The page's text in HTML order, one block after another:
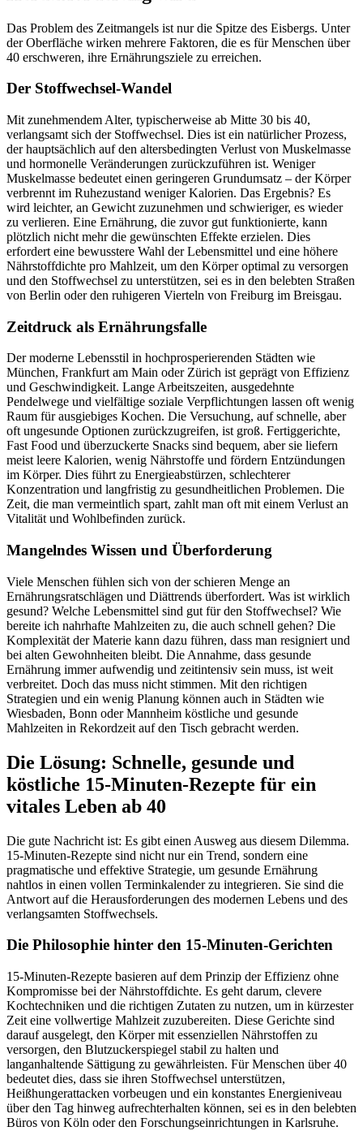
Das Problem des Zeitmangels ist nur die Spitze des Eisbergs. Unter
der Oberfläche wirken mehrere Faktoren, die es für Menschen über
40 erschweren, ihre Ernährungsziele zu erreichen.
Der Stoffwechsel-Wandel
Mit zunehmendem Alter, typischerweise ab Mitte 30 bis 40,
verlangsamt sich der Stoffwechsel. Dies ist ein natürlicher Prozess,
der hauptsächlich auf den altersbedingten Verlust von Muskelmasse
und hormonelle Veränderungen zurückzuführen ist. Weniger
Muskelmasse bedeutet einen geringeren Grundumsatz – der Körper
verbrennt im Ruhezustand weniger Kalorien. Das Ergebnis? Es
wird leichter, an Gewicht zuzunehmen und schwieriger, es wieder
zu verlieren. Eine Ernährung, die zuvor gut funktionierte, kann
plötzlich nicht mehr die gewünschten Effekte erzielen. Dies
erfordert eine bewusstere Wahl der Lebensmittel und eine höhere
Nährstoffdichte pro Mahlzeit, um den Körper optimal zu versorgen
und den Stoffwechsel zu unterstützen, sei es in den belebten Straßen
von Berlin oder den ruhigeren Vierteln von Freiburg im Breisgau.
Zeitdruck als Ernährungsfalle
Der moderne Lebensstil in hochprosperierenden Städten wie
München, Frankfurt am Main oder Zürich ist geprägt von Effizienz
und Geschwindigkeit. Lange Arbeitszeiten, ausgedehnte
Pendelwege und vielfältige soziale Verpflichtungen lassen oft wenig
Raum für ausgiebiges Kochen. Die Versuchung, auf schnelle, aber
oft ungesunde Optionen zurückzugreifen, ist groß. Fertiggerichte,
Fast Food und überzuckerte Snacks sind bequem, aber sie liefern
meist leere Kalorien, wenig Nährstoffe und fördern Entzündungen
im Körper. Dies führt zu Energieabstürzen, schlechterer
Konzentration und langfristig zu gesundheitlichen Problemen. Die
Zeit, die man vermeintlich spart, zahlt man oft mit einem Verlust an
Vitalität und Wohlbefinden zurück.
Mangelndes Wissen und Überforderung
Viele Menschen fühlen sich von der schieren Menge an
Ernährungsratschlägen und Diättrends überfordert. Was ist wirklich
gesund? Welche Lebensmittel sind gut für den Stoffwechsel? Wie
bereite ich nahrhafte Mahlzeiten zu, die auch schnell gehen? Die
Komplexität der Materie kann dazu führen, dass man resigniert und
bei alten Gewohnheiten bleibt. Die Annahme, dass gesunde
Ernährung immer aufwendig und zeitintensiv sein muss, ist weit
verbreitet. Doch das muss nicht stimmen. Mit den richtigen
Strategien und ein wenig Planung können auch in Städten wie
Wiesbaden, Bonn oder Mannheim köstliche und gesunde
Mahlzeiten in Rekordzeit auf den Tisch gebracht werden.
Die Lösung: Schnelle, gesunde und
köstliche 15-Minuten-Rezepte für ein
vitales Leben ab 40
Die gute Nachricht ist: Es gibt einen Ausweg aus diesem Dilemma.
15-Minuten-Rezepte sind nicht nur ein Trend, sondern eine
pragmatische und effektive Strategie, um gesunde Ernährung
nahtlos in einen vollen Terminkalender zu integrieren. Sie sind die
Antwort auf die Herausforderungen des modernen Lebens und des
verlangsamten Stoffwechsels.
Die Philosophie hinter den 15-Minuten-Gerichten
15-Minuten-Rezepte basieren auf dem Prinzip der Effizienz ohne
Kompromisse bei der Nährstoffdichte. Es geht darum, clevere
Kochtechniken und die richtigen Zutaten zu nutzen, um in kürzester
Zeit eine vollwertige Mahlzeit zuzubereiten. Diese Gerichte sind
darauf ausgelegt, den Körper mit essenziellen Nährstoffen zu
versorgen, den Blutzuckerspiegel stabil zu halten und
langanhaltende Sättigung zu gewährleisten. Für Menschen über 40
bedeutet dies, dass sie ihren Stoffwechsel unterstützen,
Heißhungerattacken vorbeugen und ein konstantes Energieniveau
über den Tag hinweg aufrechterhalten können, sei es in den belebten
Büros von Köln oder den Forschungseinrichtungen in Karlsruhe.